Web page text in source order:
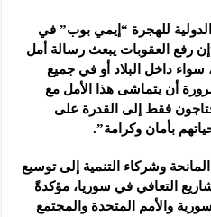
للهجرة “إيمي بوب” في
رفع العقوبات يبعث رسالة أمل
سواء داخل البلاد أو في جميع
أن يتماشى هذا الأمل مع
فقط إلى القدرة على
بأمان وكرامة”.
وشركاء التنمية إلى توسيع
التعافي في سوريا، مؤكدةً
والأمم المتحدة والمجتمع